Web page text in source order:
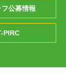
フ公募情報
PIRC